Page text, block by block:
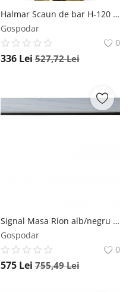
Halmar Scaun de bar H-120 velvet verde/gold
Gospodar
0
336 Lei 527,72Lei
Signal Masa Rion alb/negru L160xl90 cm
Gospodar
0
575 Lei 755,49Lei